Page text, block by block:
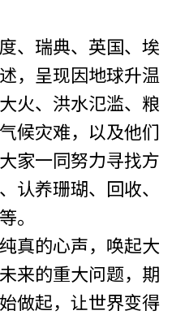
瑞典、英国、埃
，呈现因地球升温
火、洪水氾滥、粮
候灾难，以及他们
家一同努力寻找方
认养珊瑚、回收、
。
的心声，唤起大
来的重大问题，期
做起，让世界变得